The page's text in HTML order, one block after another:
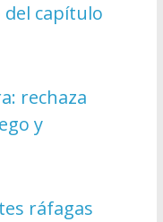
capítulo
rechaza
y
ráfagas